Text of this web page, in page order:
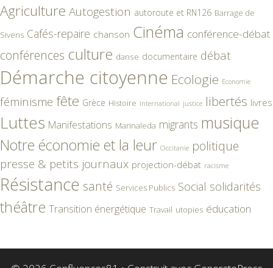
Agriculture Autogestion autoroute et RN126 Barrage de
Sivens Cafés-repaire chanson Cinéma conférence-débat
conférences culture danse documentaire débat
Démarche citoyenne Ecologie Economie
féminisme fête Grèce Histoire International justice libertés livres
Luttes Manifestations Marinaleda migrants musique
Notre économie et la leur Occitanie politique
presse & petits journaux projection-débat racisme
Résistance santé Services Publics Social solidarités
théâtre Transition énergétique Travail utopies éducation